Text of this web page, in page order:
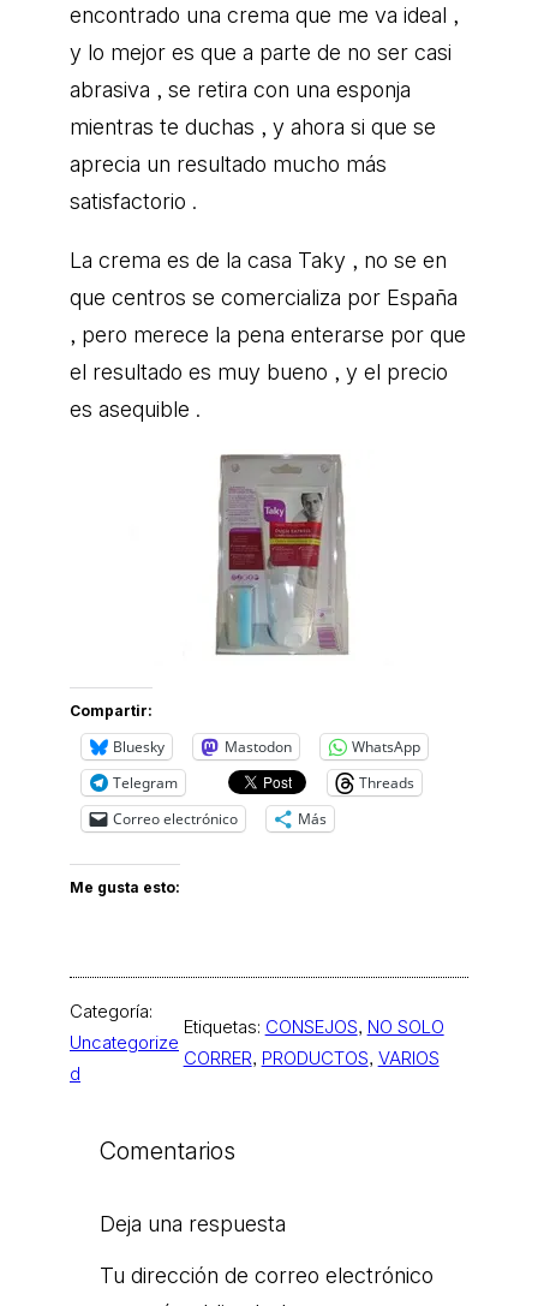
encontrado una crema que me va ideal ,
y lo mejor es que a parte de no ser casi
abrasiva , se retira con una esponja
mientras te duchas , y ahora si que se
aprecia un resultado mucho más
satisfactorio .
La crema es de la casa Taky , no se en
que centros se comercializa por España
, pero merece la pena enterarse por que
el resultado es muy bueno , y el precio
es asequible .
Compartir:
Bluesky Mastodon
WhatsApp
Telegram
Threads
Correo electrónico
Más
Me gusta esto:
Categoría:
Uncategorize
d
Etiquetas: CONSEJOS, NO SOLO
CORRER, PRODUCTOS, VARIOS
Comentarios
Deja una respuesta
Tu dirección de correo electrónico